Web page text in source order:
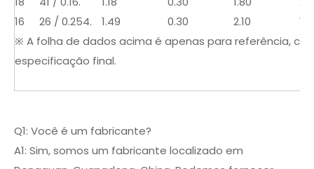
16
26 / 0.254. 1.49 0.30 2.10
※ A folha de dados acima é apenas para referência,
especificação final.
Q1: Você é um fabricante?
A1: Sim, somos um fabricante localizado em